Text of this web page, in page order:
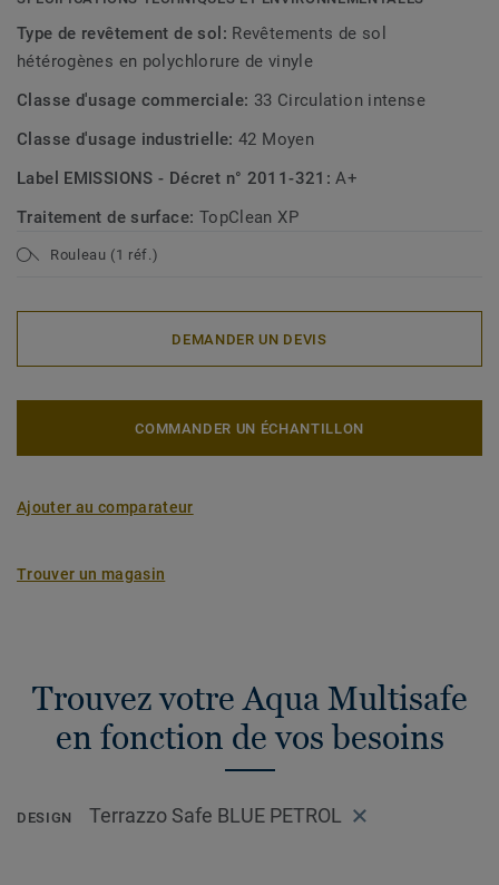
Type de revêtement de sol: Revêtements de sol
hétérogènes en polychlorure de vinyle
Classe d'usage commerciale: 33 Circulation intense
Classe d'usage industrielle:42 Moyen
Label EMISSIONS - Décret n° 2011-321:A+
Traitement de surface: TopClean XP
Rouleau (1 réf.)
DEMANDER UN DEVIS
COMMANDER UN ÉCHANTILLON
Ajouter au comparateur
Trouver un magasin
Trouvez votre Aqua Multisafe
en fonction de vos besoins
DESIGN Terrazzo Safe BLUE PETROL